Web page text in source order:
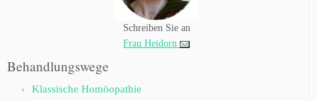
Schreiben Sie an
Frau Heidorn
Behandlungswege
Klassische Homöopathie